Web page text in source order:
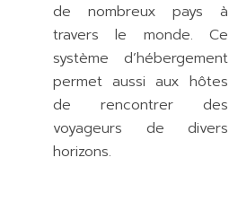
de nombreux pays à
travers le monde. Ce
système d’hébergement
permet aussi aux hôtes
de rencontrer des
voyageurs de divers
horizons.